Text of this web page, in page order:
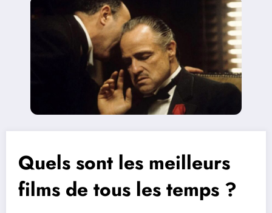
Quels sont les meilleurs
films de tous les temps ?